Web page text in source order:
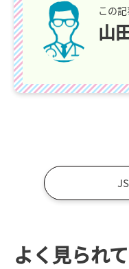
この
山
よく見られ